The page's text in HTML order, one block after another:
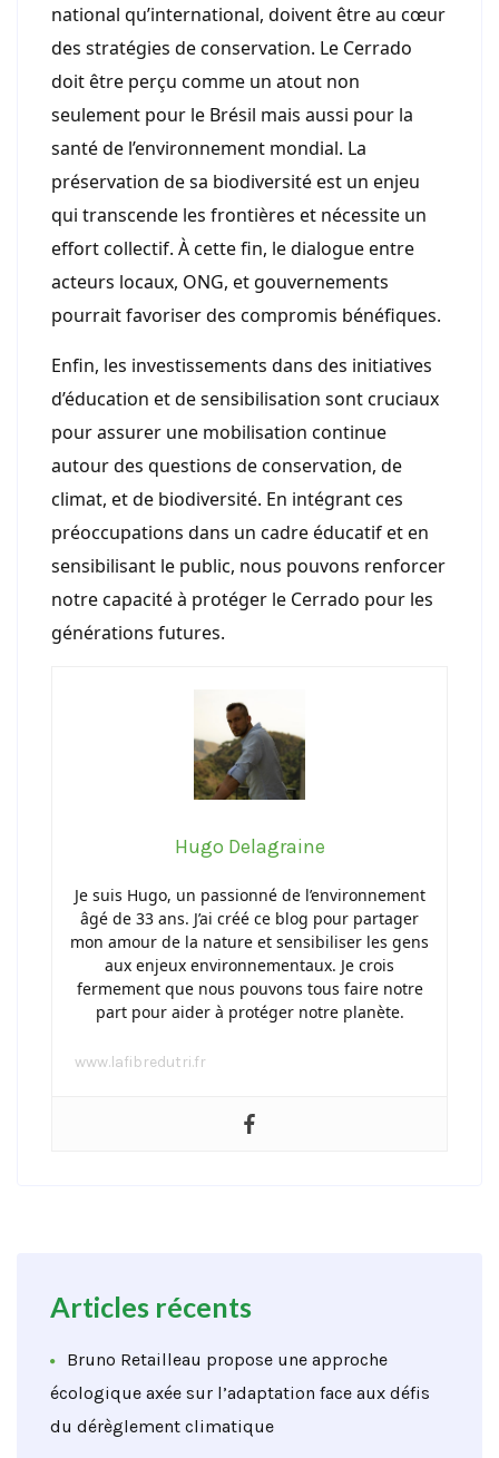
national qu’international, doivent être au cœur
des stratégies de conservation. Le Cerrado
doit être perçu comme un atout non
seulement pour le Brésil mais aussi pour la
santé de l’environnement mondial. La
préservation de sa biodiversité est un enjeu
qui transcende les frontières et nécessite un
effort collectif. À cette fin, le dialogue entre
acteurs locaux, ONG, et gouvernements
pourrait favoriser des compromis bénéfiques.
Enfin, les investissements dans des initiatives
d’éducation et de sensibilisation sont cruciaux
pour assurer une mobilisation continue
autour des questions de conservation, de
climat, et de biodiversité. En intégrant ces
préoccupations dans un cadre éducatif et en
sensibilisant le public, nous pouvons renforcer
notre capacité à protéger le Cerrado pour les
générations futures.
Hugo Delagraine
Je suis Hugo, un passionné de l’environnement
âgé de 33 ans. J’ai créé ce blog pour partager
mon amour de la nature et sensibiliser les gens
aux enjeux environnementaux. Je crois
fermement que nous pouvons tous faire notre
part pour aider à protéger notre planète.
www.lafibredutri.fr
Articles récents
Bruno Retailleau propose une approche
écologique axée sur l’adaptation face aux défis
du dérèglement climatique